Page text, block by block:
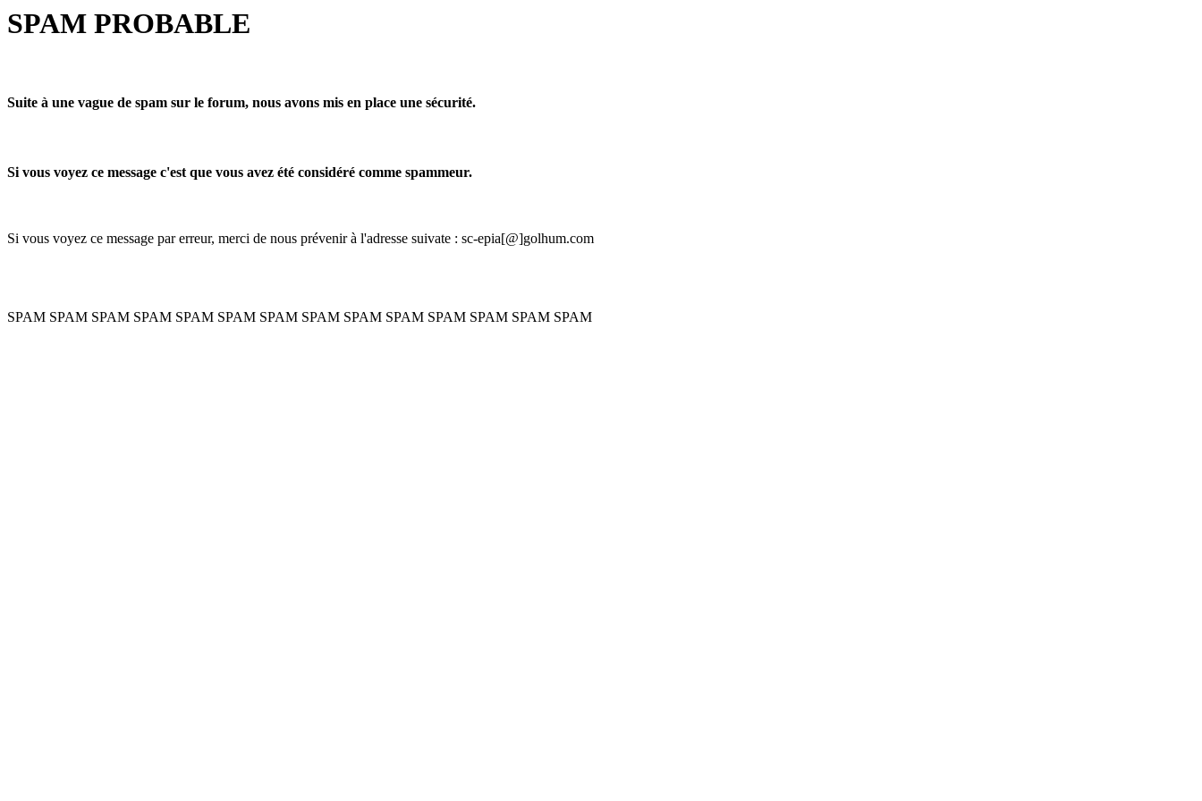
SPAM PROBABLE
Suite à une vague de spam sur le forum, nous avons mis en place une sécurité.
Si vous voyez ce message c'est que vous avez été considéré comme spammeur.
Si vous voyez ce message par erreur, merci de nous prévenir à l'adresse suivate : sc-epia[@]golhum.com
SPAM SPAM SPAM SPAM SPAM SPAM SPAM SPAM SPAM SPAM SPAM SPAM SPAM SPAM